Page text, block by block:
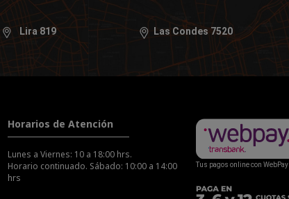
Lira 819 Las Condes 7520
Horarios de Atención
Lunes a Viernes: 10 a 18:00 hrs.
Horario continuado. Sábado: 10:00 a 14:00
hrs
Tus pagos online con WebPay